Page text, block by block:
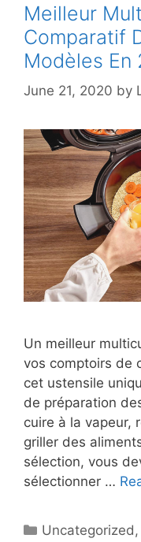
Meilleur
Comparatif
Modèles En
June 21, 2020 by
Un meilleur
vos comptoirs de
cet ustensile
de préparation
cuire à la vapeur,
griller des
sélection, vous
sélectionner …
Uncategorized ,